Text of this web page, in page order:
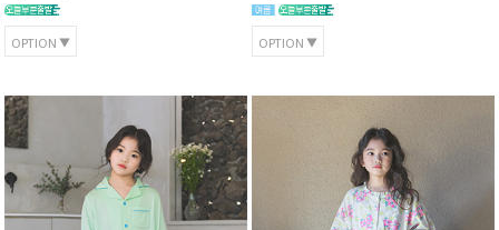
OPTION OPTION